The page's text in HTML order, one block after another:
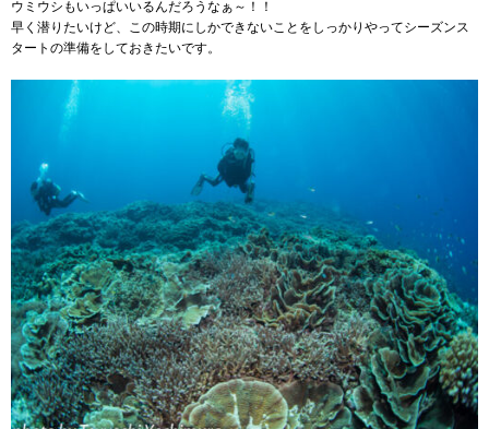
ウミウシもいっぱいいるんだろうなぁ～！！
早く潜りたいけど、この時期にしかできないことをしっかりやってシーズンス
タートの準備をしておきたいです。